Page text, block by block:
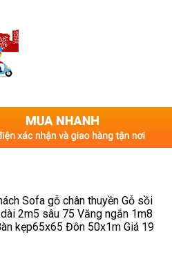
Sofa gỗ chân thuyền Gỗ sồi
2m5 sâu 75 Văng ngắn 1m8
kẹp65x65 Đôn 50x1m Giá 19